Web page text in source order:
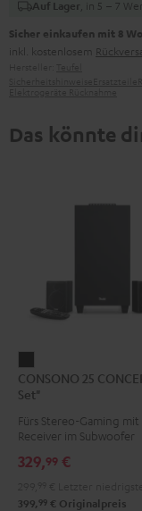
Auf Lager , in 5 – 7
Sicher einkaufen mit 8
inkl. kostenlosem
Das könnte
25
CONCEPT
"2.1-
Schwarz
CONSONO 25
Set"
Fürs Stereo-Gaming mit
Receiver im Subwoofer
329,99 €
399, 99 € Originalpreis